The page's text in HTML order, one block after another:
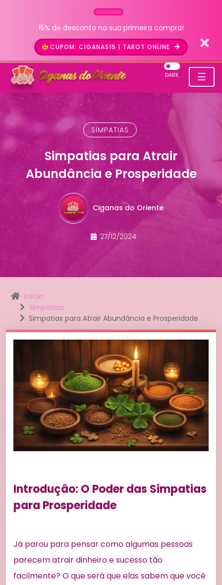
15% de desconto na sua primeira compra!
CUPOM: CIGANAS15 | TAROT ONLINE
☰
DARK
SIMPATIAS
Simpatias para Atrair
Abundância e Prosperidade
Ciganas do Oriente
27/12/2024
Início
Simpatias
Simpatias para Atrair Abundância e Prosperidade
Introdução: O Poder das Simpatias
para Prosperidade
Já parou para pensar como algumas pessoas
parecem atrair dinheiro e sucesso tão
facilmente? O que será que elas sabem que você